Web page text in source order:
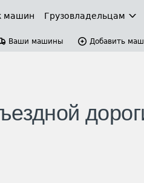
машин Грузовладельцам
Ваши машины Добавить